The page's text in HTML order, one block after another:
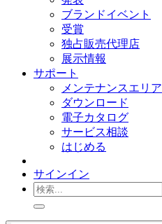
ブランドイベント
受賞
独占販売代理店
展示情報
サポート
メンテナンスエリア
ダウンロード
電子カタログ
サービス相談
はじめる
サインイン